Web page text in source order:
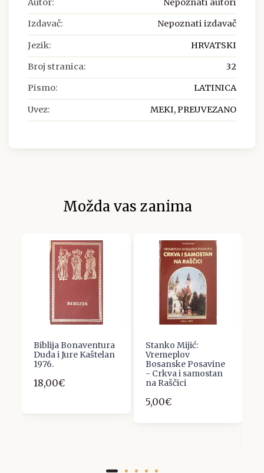
Autor: Nepoznati autori
Izdavač: Nepoznati izdavač
Jezik: HRVATSKI
Broj stranica: 32
Pismo: LATINICA
Uvez: MEKI, PREUVEZANO
Možda vas zanima
Biblija Bonaventura
Duda i Jure Kaštelan
1976.
18,00€
Stanko Mijić:
Vremeplov
Bosanske Posavine
- Crkva i samostan
na Raščici
5,00€